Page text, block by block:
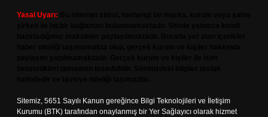
Yasal Uyarı:
Sitemiz, 5651 Sayılı Kanun gereğince Bilgi Teknolojileri ve İletişim
Kurumu (BTK) tarafından onaylanmış bir Yer Sağlayıcı olarak hizmet